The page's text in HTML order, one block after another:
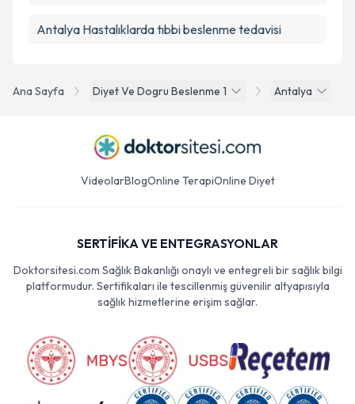
Ana Sayfa Diyet Ve Dogru Beslenme 1 Antalya
Antalya Hastalıklarda tıbbi beslenme tedavisi
VideolarBlogOnline TerapiOnline Diyet
SERTİFİKA VE ENTEGRASYONLAR
Doktorsitesi.com Sağlık Bakanlığı onaylı ve entegreli bir sağlık bilgi
platformudur. Sertifikaları ile tescillenmiş güvenilir altyapısıyla
sağlık hizmetlerine erişim sağlar.